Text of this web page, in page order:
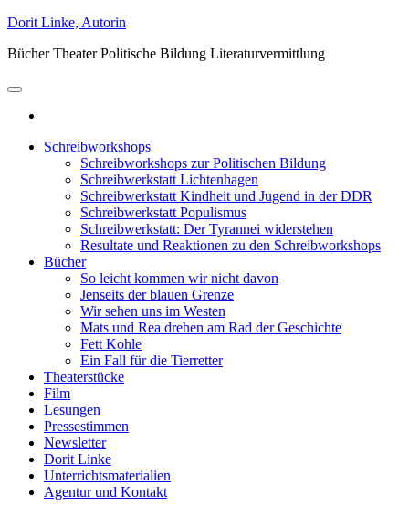
Zum
springen
Dorit Linke, Autorin
Bücher Theater Politische Bildung Literaturvermittlung
Schreibworkshops
Schreibworkshops zur Politischen Bildung
Schreibwerkstatt Lichtenhagen
Schreibwerkstatt Kindheit und Jugend in der DDR
Schreibwerkstatt Populismus
Schreibwerkstatt: Der Tyrannei widerstehen
Resultate und Reaktionen zu den Schreibworkshops
Bücher
So leicht kommen wir nicht davon
Jenseits der blauen Grenze
Wir sehen uns im Westen
Mats und Rea drehen am Rad der Geschichte
Fett Kohle
Ein Fall für die Tierretter
Theaterstücke
Film
Lesungen
Pressestimmen
Newsletter
Dorit Linke
Unterrichtsmaterialien
Agentur und Kontakt